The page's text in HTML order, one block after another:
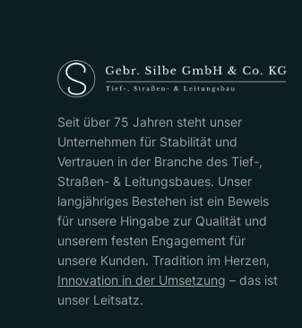
Seit über 75 Jahren steht unser
Unternehmen für Stabilität und
Vertrauen in der Branche des Tief-,
Straßen- & Leitungsbaues. Unser
langjähriges Bestehen ist ein Beweis
für unsere Hingabe zur Qualität und
unserem festen Engagement für
unsere Kunden. Tradition im Herzen,
Innovation in der Umsetzung – das ist
unser Leitsatz.